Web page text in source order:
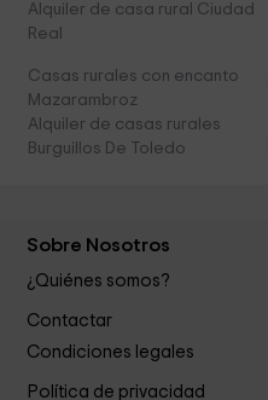
Alquiler de casa rural Ciudad
Real
Casas rurales con encanto
Mazarambroz
Alquiler de casas rurales
Burguillos De Toledo
Sobre Nosotros
¿Quiénes somos?
Contactar
Condiciones legales
Política de privacidad